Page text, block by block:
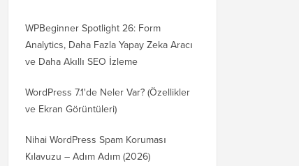
WPBeginner Spotlight 26: Form
Analytics, Daha Fazla Yapay Zeka Aracı
ve Daha Akıllı SEO İzleme
WordPress 7.1'de Neler Var? (Özellikler
ve Ekran Görüntüleri)
Nihai WordPress Spam Koruması
Kılavuzu – Adım Adım (2026)